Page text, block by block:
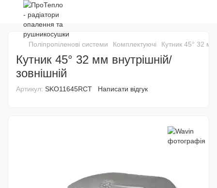
Поліпропіленові системи Комплектуючі Кутник 45° 32 мм
Кутник 45° 32 мм внутрішній/
зовнішній
Артикул: SKO11645RCT Написати відгук